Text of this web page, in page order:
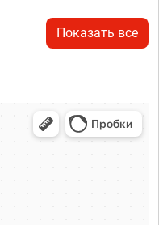
Показать все